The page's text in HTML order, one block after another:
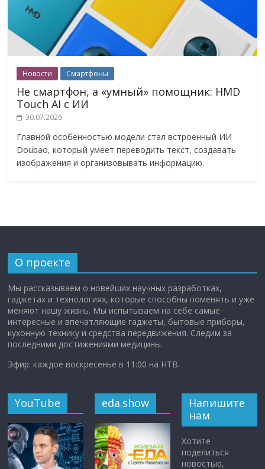
Новости Смартфоны
Не смартфон, а «умный» помощник: HMD
Touch AI с ИИ
30.07.2026
Главной особенностью модели стал встроенный ИИ
Doubao, который умеет переводить текст, создавать
изображения и организовывать информацию.
О проекте
Мы рассказываем о новейших научных разработках,
гаджетах и технологиях, которые способны поменять и уже
меняют нашу жизнь. Мы испытываем на себе самые
интересные и впечатляющие гаджеты, бытовые приборы,
кухонную технику и средства передвижения. Следим за
последними достижениями медицины.
Эфир: каждое воскресенье в 11:00 на НТВ.
YouTube eda.show
Напишите
нам
Хотите
поделиться
новостью,